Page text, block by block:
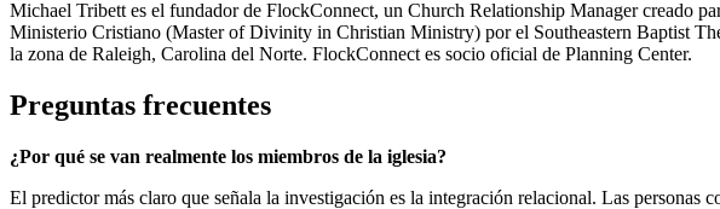
Michael Tribett es el fundador de FlockConnect, un Church Relationship Manager creado
Ministerio Cristiano (Master of Divinity in Christian Ministry) por el Southeastern Baptist
la zona de Raleigh, Carolina del Norte. FlockConnect es socio oficial de Planning Center.
Preguntas frecuentes
¿Por qué se van realmente los miembros de la iglesia?
El predictor más claro que señala la investigación es la integración relacional. Las personas